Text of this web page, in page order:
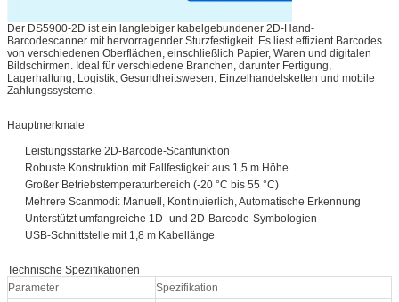
Der DS5900-2D ist ein langlebiger kabelgebundener 2D-Hand-
Barcodescanner mit hervorragender Sturzfestigkeit. Es liest effizient Barcodes
von verschiedenen Oberflächen, einschließlich Papier, Waren und digitalen
Bildschirmen. Ideal für verschiedene Branchen, darunter Fertigung,
Lagerhaltung, Logistik, Gesundheitswesen, Einzelhandelsketten und mobile
Zahlungssysteme.
Hauptmerkmale
Leistungsstarke 2D-Barcode-Scanfunktion
Robuste Konstruktion mit Fallfestigkeit aus 1,5 m Höhe
Großer Betriebstemperaturbereich (-20 °C bis 55 °C)
Mehrere Scanmodi: Manuell, Kontinuierlich, Automatische Erkennung
Unterstützt umfangreiche 1D- und 2D-Barcode-Symbologien
USB-Schnittstelle mit 1,8 m Kabellänge
Technische Spezifikationen
Parameter
Spezifikation